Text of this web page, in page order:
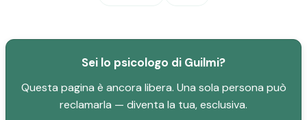
Sei lo psicologo di Guilmi?
Questa pagina è ancora libera. Una sola persona può
reclamarla — diventa la tua, esclusiva.